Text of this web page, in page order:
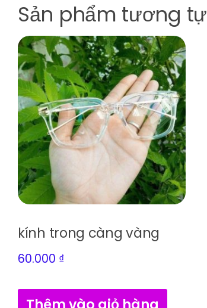
Sản phẩm tương tự
kính trong càng vàng
60.000 ₫